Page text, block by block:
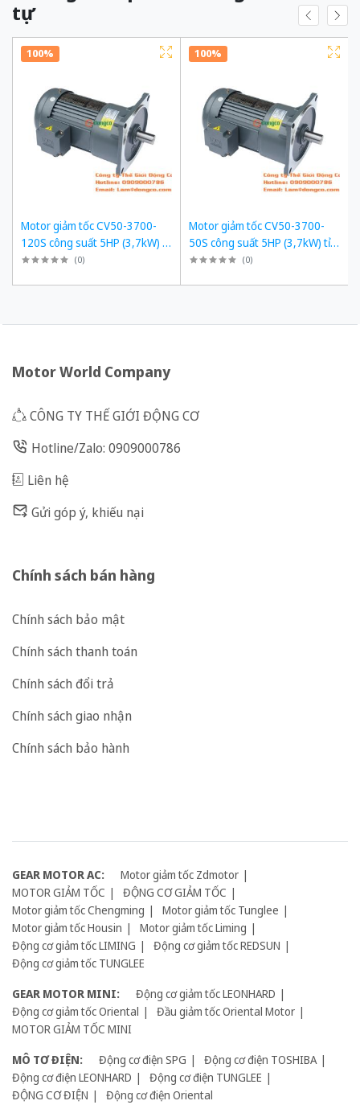
tự
100%
Motor giảm tốc CV50-3700-
120S công suất 5HP (3,7kW) tỉ
số truyền 1/120
(0)
100%
Motor giảm tốc CV50-3700-
50S công suất 5HP (3,7kW) tỉ
số truyền 1/50
(0)
Motor World Company
CÔNG TY THẾ GIỚI ĐỘNG CƠ
Hotline/Zalo: 0909000786
Liên hệ
Gửi góp ý, khiếu nại
Chính sách bán hàng
Chính sách bảo mật
Chính sách thanh toán
Chính sách đổi trả
Chính sách giao nhận
Chính sách bảo hành
GEAR MOTOR AC:
Motor giảm tốc Zdmotor
MOTOR GIẢM TỐC
ĐỘNG CƠ GIẢM TỐC
Motor giảm tốc Chengming
Motor giảm tốc Tunglee
Motor giảm tốc Housin
Motor giảm tốc Liming
Động cơ giảm tốc LIMING
Động cơ giảm tốc REDSUN
Động cơ giảm tốc TUNGLEE
GEAR MOTOR MINI:
Động cơ giảm tốc LEONHARD
Động cơ giảm tốc Oriental
Đầu giảm tốc Oriental Motor
MOTOR GIẢM TỐC MINI
MÔ TƠ ĐIỆN:
Động cơ điện SPG
Động cơ điện TOSHIBA
Động cơ điện LEONHARD
Động cơ điện TUNGLEE
ĐỘNG CƠ ĐIỆN
Động cơ điện Oriental